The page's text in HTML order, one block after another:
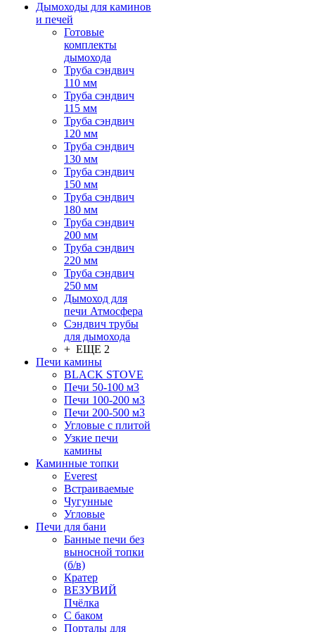
Дымоходы для каминов
и печей
Готовые
комплекты
дымохода
Труба сэндвич
110 мм
Труба сэндвич
115 мм
Труба сэндвич
120 мм
Труба сэндвич
130 мм
Труба сэндвич
150 мм
Труба сэндвич
180 мм
Труба сэндвич
200 мм
Труба сэндвич
220 мм
Труба сэндвич
250 мм
Дымоход для
печи Атмосфера
Сэндвич трубы
для дымохода
+ ЕЩЕ 2
Печи камины
BLACK STOVE
Печи 50-100 м3
Печи 100-200 м3
Печи 200-500 м3
Угловые с плитой
Узкие печи
камины
Каминные топки
Everest
Встраиваемые
Чугунные
Угловые
Печи для бани
Банные печи без
выносной топки
(б/в)
Кратер
ВЕЗУВИЙ
Пчёлка
С баком
Порталы для